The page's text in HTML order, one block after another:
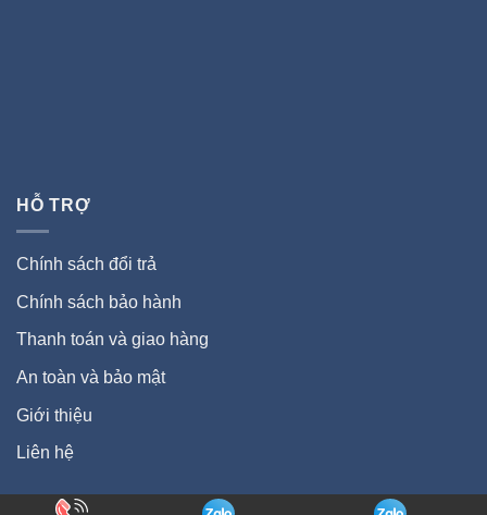
HỖ TRỢ
Chính sách đổi trả
Chính sách bảo hành
Thanh toán và giao hàng
An toàn và bảo mật
Giới thiệu
Liên hệ